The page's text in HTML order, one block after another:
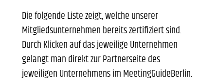
Die folgende Liste zeigt, welche unserer
Mitgliedsunternehmen bereits zertifiziert sind.
Durch Klicken auf das jeweilige Unternehmen
gelangt man direkt zur Partnerseite des
jeweiligen Unternehmens im MeetingGuideBerlin.